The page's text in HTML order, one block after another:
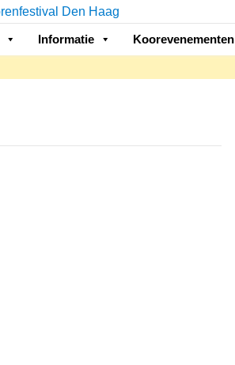
Informatie Koorevenementen